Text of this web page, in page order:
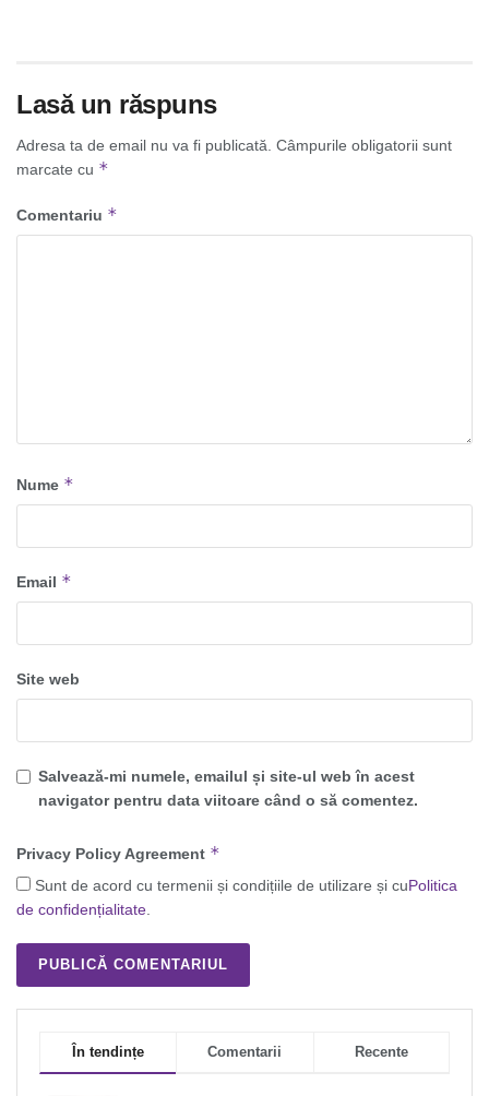
Lasă un răspuns
Adresa ta de email nu va fi publicată. Câmpurile obligatorii sunt
marcate cu *
Comentariu *
Nume *
Email *
Site web
Salvează-mi numele, emailul și site-ul web în acest
navigator pentru data viitoare când o să comentez.
Privacy Policy Agreement *
Sunt de acord cu termenii și condițiile de utilizare și cuPolitica
de confidențialitate.
În tendințe Comentarii Recente